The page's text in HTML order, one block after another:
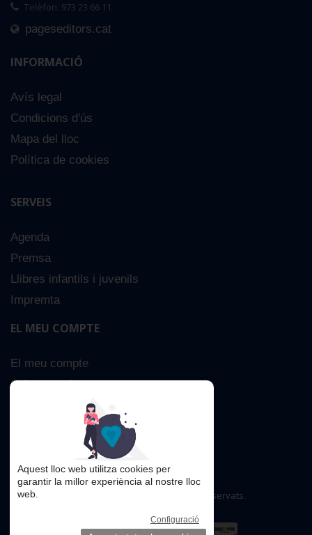
Telèfon: 973 23 66 11
pageseditors.cat
INFORMACIÓ
Avís legal
Condicions d'ús
Mapa del lloc
Política de cookies
SERVEIS
Agenda
Premsa
Llibres infantils i juvenils
Impremta
EL MEU COMPTE
El meu compte
Sobre nosaltres
Cerca Avançada
Copyright © 2016. Tots els drets reservats.
Aquest lloc web utilitza cookies per
garantir la millor experiència al nostre lloc
web.
Configuració